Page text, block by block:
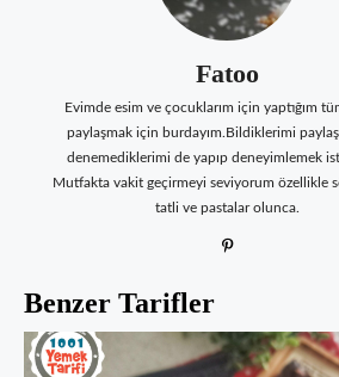
Fatoo
Evimde esim ve çocuklarım için yaptığım
paylaşmak için burdayım.Bildiklerimi
denemediklerimi de yapıp deneyimlemek
Mutfakta vakit geçirmeyi seviyorum özellikle
tatli ve pastalar olunca.
Benzer Tarifler